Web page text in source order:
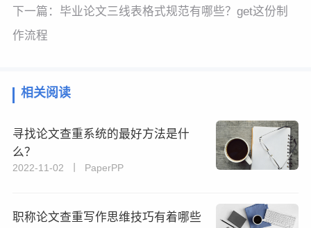
下一篇： 毕业论文三线表格式规范有哪些？get这份制
作流程
相关阅读
寻找论文查重系统的最好方法是什
么？
2022-11-02 丨 PaperPP
职称论文查重写作思维技巧有着哪些